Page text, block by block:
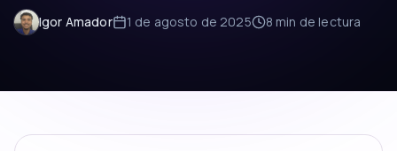
Igor Amador 1 de agosto de 2025 8 min de lectura